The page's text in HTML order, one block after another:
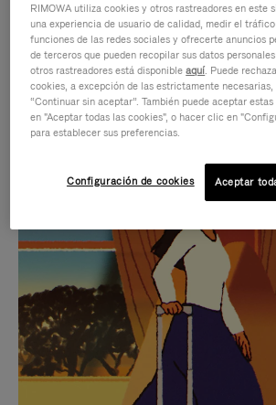
VÍDEO
NO
ESTÁ
PAUSADO,
PULSE
PARA
PAUSARLO.
SONIDO
DEL
VÍDEO
ESTÁ
PULSE
PARA
IDAS DE REGALO
Encuentre su
viaje ideal
RIMOWA utiliza cookies y otros rastreadores en este
una experiencia de usuario de calidad, medir el
funciones de las redes sociales y ofrecerte anuncios
de terceros que pueden recopilar sus datos
otros rastreadores está disponibleaquí. Puede
cookies, a excepción de las estrictamente
“Continuar sin aceptar”. También puede aceptar
en "Aceptar todas las cookies", o hacer clic en
para establecer sus preferencias.
Configuración de cookies Aceptar